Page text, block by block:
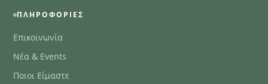
ΠΛΗΡΟΦΟΡΊΕΣ
Επικοινωνία
Νέα & Events
Ποιοι Είμαστε